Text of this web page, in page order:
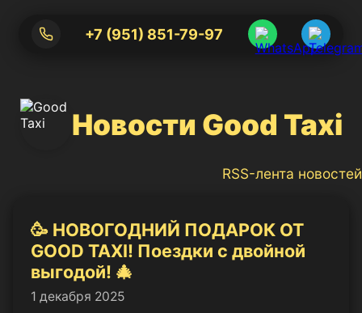
+7 (951) 851-79-97
Новости Good Taxi
RSS-лента новостей
🥳 НОВОГОДНИЙ ПОДАРОК ОТ
GOOD TAXI! Поездки с двойной
выгодой! 🎄
1 декабря 2025